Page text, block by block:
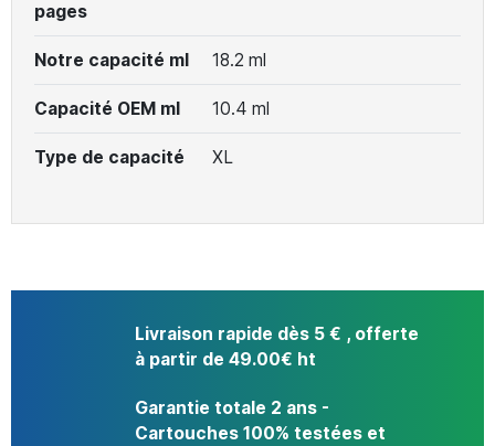
pages
Notre capacité ml 18.2 ml
Capacité OEM ml 10.4 ml
Type de capacité XL
Livraison rapide dès 5 € , offerte
à partir de 49.00€ ht
Garantie totale 2 ans -
Cartouches 100% testées et